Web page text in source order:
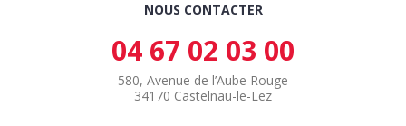
NOUS CONTACTER
04 67 02 03 00
580, Avenue de l’Aube Rouge
34170 Castelnau-le-Lez